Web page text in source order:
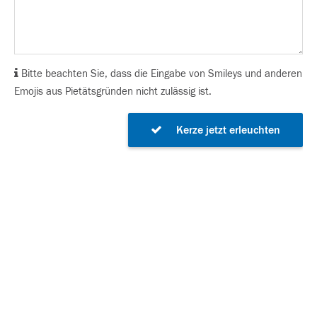
Bitte beachten Sie, dass die Eingabe von Smileys und anderen
Emojis aus Pietätsgründen nicht zulässig ist.
Kerze jetzt erleuchten